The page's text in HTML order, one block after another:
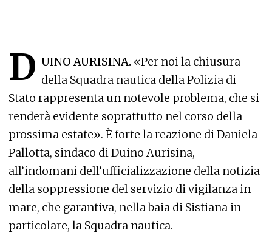
D UINO AURISINA. «Per noi la chiusura
della Squadra nautica della Polizia di
Stato rappresenta un notevole problema, che si
renderà evidente soprattutto nel corso della
prossima estate». È forte la reazione di Daniela
Pallotta, sindaco di Duino Aurisina,
all’indomani dell’ufficializzazione della notizia
della soppressione del servizio di vigilanza in
mare, che garantiva, nella baia di Sistiana in
particolare, la Squadra nautica.